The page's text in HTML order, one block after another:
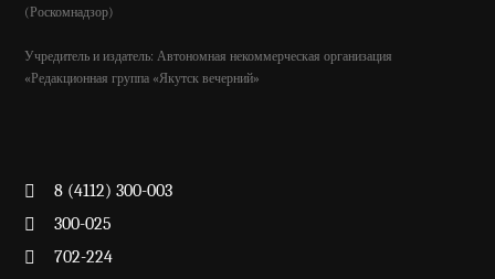
(Роскомнадзор)
Учредитель и издатель: Автономная некоммерческая организация
«Редакционная группа «Якутск вечерний»
8 (4112) 300-003
300-025
702-224